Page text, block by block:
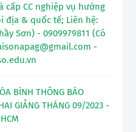
cấp CC nghiệp vụ hướng
địa & quốc tế; Liên hệ:
Sơn) - 0909979811 (Cô
-
BÌNH THÔNG BÁO
GIẢNG THÁNG 09/2023 -